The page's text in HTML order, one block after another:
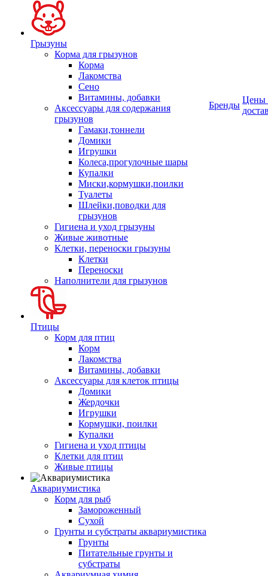
Грызуны
Корма для грызунов
Корма
Лакомства
Сено
Витамины, добавки
Аксессуары для содержания
грызунов
Гамаки,тоннели
Домики
Игрушки
Колеса,прогулочные шары
Купалки
Миски,кормушки,поилки
Туалеты
Шлейки,поводки для
грызунов
Гигиена и уход грызуны
Живые животные
Клетки, переноски грызуны
Клетки
Переноски
Наполнители для грызунов
Птицы
Корм для птиц
Корм
Лакомства
Витамины, добавки
Аксессуары для клеток птицы
Домики
Жердочки
Игрушки
Кормушки, поилки
Купалки
Гигиена и уход птицы
Клетки для птиц
Живые птицы
Аквариумистика
Корм для рыб
Замороженный
Сухой
Грунты и субстраты аквариумистика
Грунты
Питательные грунты и
субстраты
Бренды
Цены